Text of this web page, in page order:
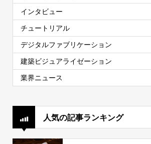
インタビュー
チュートリアル
デジタルファブリケーション
建築ビジュアライゼーション
業界ニュース
人気の記事ランキング